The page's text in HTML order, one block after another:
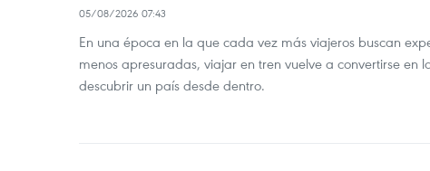
05/08/2026 07:43
En una época en la que cada vez más viajeros buscan
menos apresuradas, viajar en tren vuelve a convertirse en
descubrir un país desde dentro.